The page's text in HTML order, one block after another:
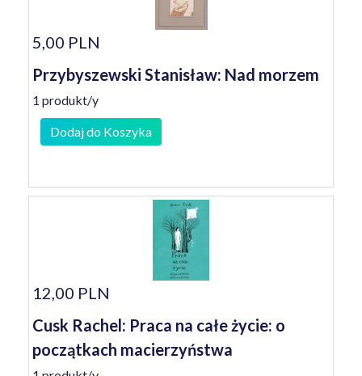
5,00 PLN
Przybyszewski Stanisław: Nad morzem
1 produkt/y
Dodaj do Koszyka
12,00 PLN
Cusk Rachel: Praca na całe życie: o
początkach macierzyństwa